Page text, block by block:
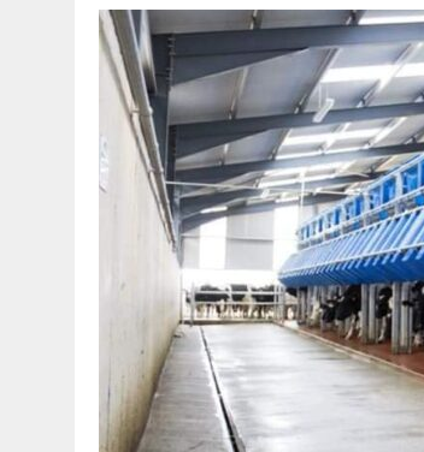
30 МАЯ, 2026 ТҮСІНДІРУ ЖҰМЫСТАРЫ